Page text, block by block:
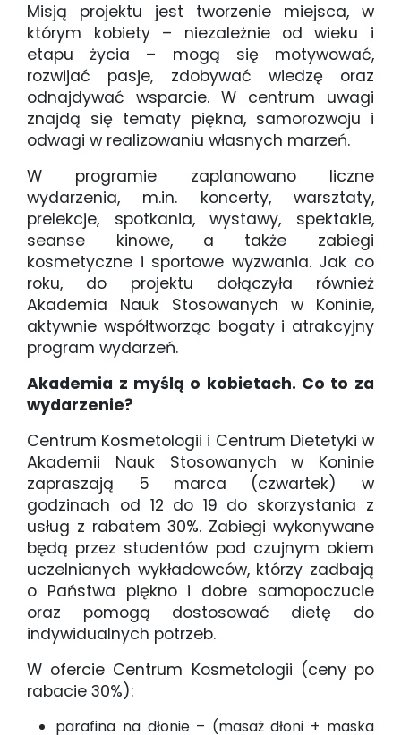
Misją projektu jest tworzenie miejsca, w
którym kobiety – niezależnie od wieku i
etapu życia – mogą się motywować,
rozwijać pasje, zdobywać wiedzę oraz
odnajdywać wsparcie. W centrum uwagi
znajdą się tematy piękna, samorozwoju i
odwagi w realizowaniu własnych marzeń.
W programie zaplanowano liczne
wydarzenia, m.in. koncerty, warsztaty,
prelekcje, spotkania, wystawy, spektakle,
seanse kinowe, a także zabiegi
kosmetyczne i sportowe wyzwania. Jak co
roku, do projektu dołączyła również
Akademia Nauk Stosowanych w Koninie,
aktywnie współtworząc bogaty i atrakcyjny
program wydarzeń.
Akademia z myślą o kobietach. Co to za
wydarzenie?
Centrum Kosmetologii i Centrum Dietetyki w
Akademii Nauk Stosowanych w Koninie
zapraszają 5 marca (czwartek) w
godzinach od 12 do 19 do skorzystania z
usług z rabatem 30%. Zabiegi wykonywane
będą przez studentów pod czujnym okiem
uczelnianych wykładowców, którzy zadbają
o Państwa piękno i dobre samopoczucie
oraz pomogą dostosować dietę do
indywidualnych potrzeb.
W ofercie Centrum Kosmetologii (ceny po
rabacie 30%):
parafina na dłonie – (masaż dłoni + maska